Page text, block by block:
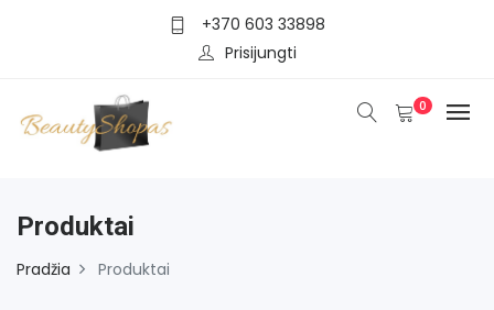
+370 603 33898
Prisijungti
0
Produktai
Pradžia Produktai